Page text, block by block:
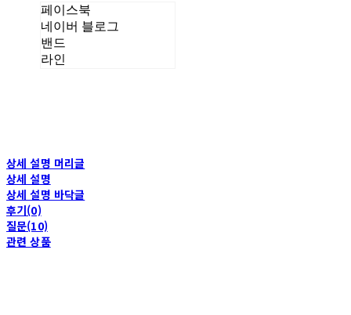
페이스북
네이버 블로그
밴드
라인
상세 설명 머리글
상세 설명
상세 설명 바닥글
후기(0)
질문(10)
관련 상품